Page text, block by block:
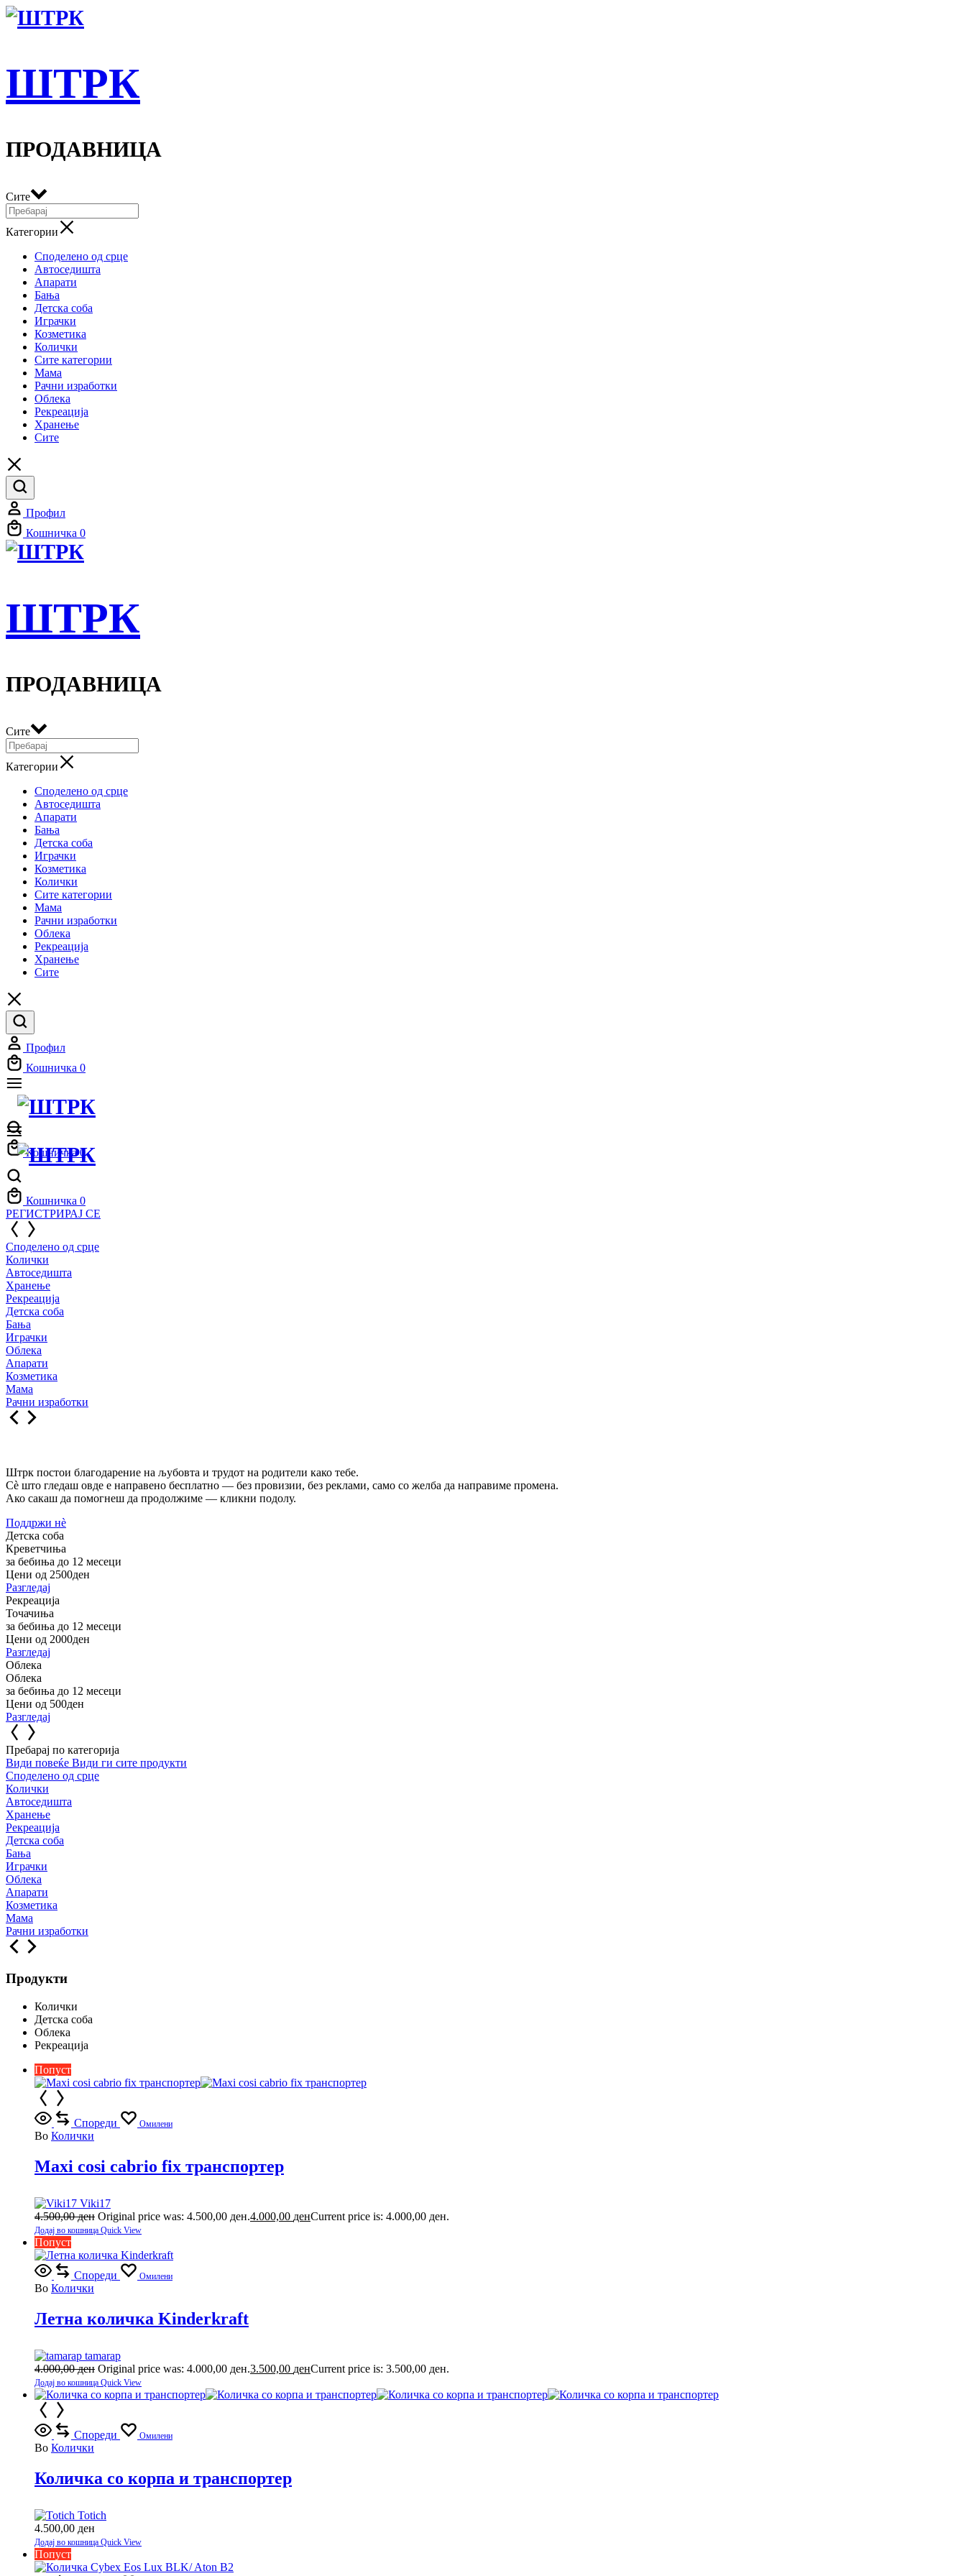
ШТРК
ПРОДАВНИЦА
Сите
Категории
Споделено од срце
Автоседишта
Апарати
Бања
Детска соба
Играчки
Козметика
Колички
Сите категории
Мама
Рачни изработки
Облека
Рекреација
Хранење
Сите
Профил
Кошничка 0
ШТРК
ПРОДАВНИЦА
Сите
Категории
Споделено од срце
Автоседишта
Апарати
Бања
Детска соба
Играчки
Козметика
Колички
Сите категории
Мама
Рачни изработки
Облека
Рекреација
Хранење
Сите
Профил
Кошничка 0
Кошничка 0
Кошничка 0
РЕГИСТРИРАЈ СЕ
Споделено од срце
Колички
Автоседишта
Хранење
Рекреација
Детска соба
Бања
Играчки
Облека
Апарати
Козметика
Мама
Рачни изработки
Штрк постои благодарение на љубовта и трудот на родители како тебе.
Сè што гледаш овде е направено бесплатно — без провизии, без реклами, само со желба да направиме промена.
Ако сакаш да помогнеш да продолжиме — кликни подолу.
Поддржи нѐ
Детска соба
Креветчиња
за бебиња до 12 месеци
Цени од 2500ден
Разгледај
Рекреација
Точачиња
за бебиња до 12 месеци
Цени од 2000ден
Разгледај
Облека
Облека
за бебиња до 12 месеци
Цени од 500ден
Разгледај
Пребарај по категорија
Види повеќе Види ги сите продукти
Споделено од срце
Колички
Автоседишта
Хранење
Рекреација
Детска соба
Бања
Играчки
Облека
Апарати
Козметика
Мама
Рачни изработки
Продукти
Колички
Детска соба
Облека
Рекреација
Попуст
Спореди Омилени
Во Колички
Maxi cosi cabrio fix транспортер
Viki17
4.500,00ден Original price was: 4.500,00 ден.4.000,00 денCurrent price is: 4.000,00 ден.
Додај во кошница Quick View
Попуст
Спореди Омилени
Во Колички
Летна количка Kinderkraft
tamarap
4.000,00ден Original price was: 4.000,00 ден.3.500,00 денCurrent price is: 3.500,00 ден.
Додај во кошница Quick View
Спореди Омилени
Во Колички
Количка со корпа и транспортер
Totich
4.500,00 ден
Додај во кошница Quick View
Попуст